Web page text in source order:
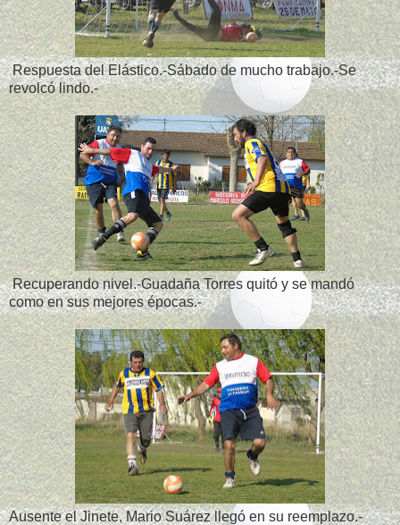
Respuesta del Elástico.-Sábado de mucho trabajo.-Se
revolcó lindo.-
Recuperando nivel.-Guadaña Torres quitó y se mandó
como en sus mejores épocas.-
Ausente el Jinete, Mario Suárez llegó en su reemplazo.-